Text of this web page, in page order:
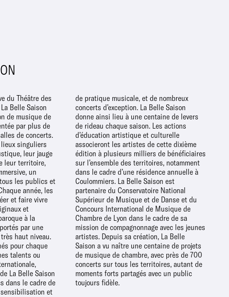
du Théâtre des
Belle Saison
de musique de
par plus de
de concerts.
lieux singuliers
leur jauge
leur territoire,
un
les publics et
année, les
et faire vivre
et
à la
par une
haut niveau.
pour chaque
talents ou
La Belle Saison
dans le cadre de
sensibilisation et
de nombreux
Belle Saison
de levers
Les actions
et culturelle
cette dixième
de bénéficiaires
notamment
annuelle à
Saison est
National
Danse et du
de
de sa
les jeunes
La Belle
de projets
près de 700
autant de
avec un public
toujours fidèle.